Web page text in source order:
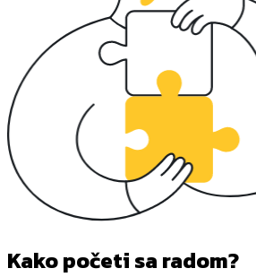
Kako početi sa radom?